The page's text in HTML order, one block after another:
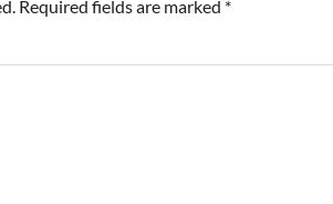
Required fields are marked *